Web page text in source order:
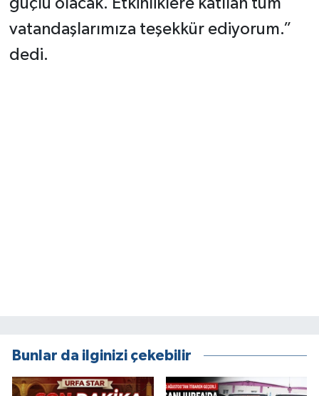
güçlü olacak. Etkinliklere katılan tüm
vatandaşlarımıza teşekkür ediyorum.”
dedi.
Bunlar da ilginizi çekebilir